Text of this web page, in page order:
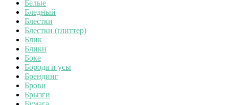
Белые
Бледный
Блестки
Блестки (глиттер)
Блик
Блики
Боке
Борода и усы
Брендинг
Брови
Брызги